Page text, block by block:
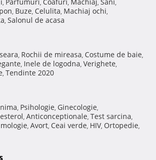
, , , , ,
, Buze, Celulita, Machiaj ochi,
, Salonul de acasa
, Rochii de mireasa, Costume de baie,
, Inele de logodna, Verighete,
, Tendinte 2020
, Psihologie, Ginecologie,
, Anticonceptionale, Test sarcina,
, Avort, Ceai verde, HIV, Ortopedie,